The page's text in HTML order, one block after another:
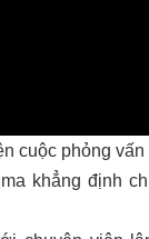
cuộc phỏng
khẳng định